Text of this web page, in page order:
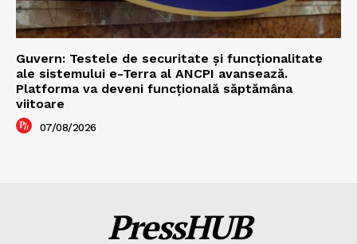
Guvern: Testele de securitate și funcționalitate
ale sistemului e-Terra al ANCPI avansează.
Platforma va deveni funcțională săptămâna
viitoare
07/08/2026
PressHUB